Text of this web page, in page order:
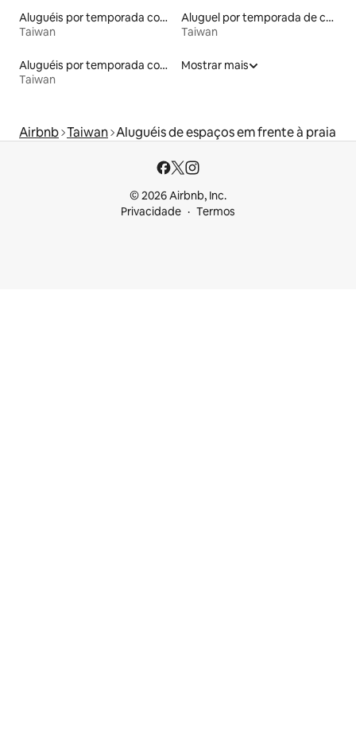
Aluguéis por temporada com banheira de hidromassagem
Taiwan
Aluguel por temporada de contêineres
Taiwan
Aluguéis por temporada com acesso à praia
Taiwan
Mostrar mais
Airbnb Taiwan Aluguéis de espaços em frente à praia
© 2026 Airbnb, Inc.
Privacidade
Termos